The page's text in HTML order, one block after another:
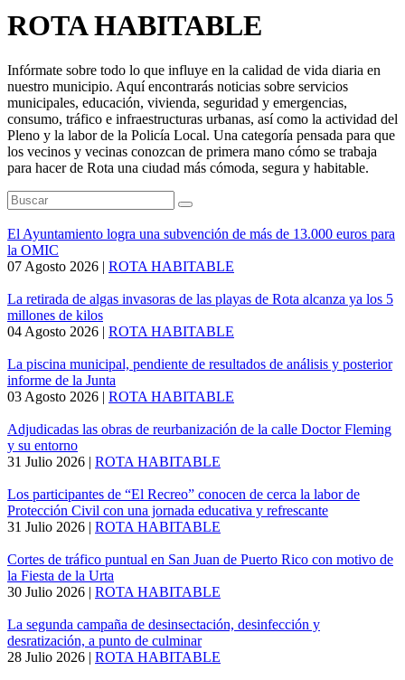
ROTA HABITABLE
Infórmate sobre todo lo que influye en la calidad de vida diaria en
nuestro municipio. Aquí encontrarás noticias sobre servicios
municipales, educación, vivienda, seguridad y emergencias,
consumo, tráfico e infraestructuras urbanas, así como la actividad del
Pleno y la labor de la Policía Local. Una categoría pensada para que
los vecinos y vecinas conozcan de primera mano cómo se trabaja
para hacer de Rota una ciudad más cómoda, segura y habitable.
El Ayuntamiento logra una subvención de más de 13.000 euros para
la OMIC
07 Agosto 2026 | ROTA HABITABLE
La retirada de algas invasoras de las playas de Rota alcanza ya los 5
millones de kilos
04 Agosto 2026 | ROTA HABITABLE
La piscina municipal, pendiente de resultados de análisis y posterior
informe de la Junta
03 Agosto 2026 | ROTA HABITABLE
Adjudicadas las obras de reurbanización de la calle Doctor Fleming
y su entorno
31 Julio 2026 | ROTA HABITABLE
Los participantes de “El Recreo” conocen de cerca la labor de
Protección Civil con una jornada educativa y refrescante
31 Julio 2026 | ROTA HABITABLE
Cortes de tráfico puntual en San Juan de Puerto Rico con motivo de
la Fiesta de la Urta
30 Julio 2026 | ROTA HABITABLE
La segunda campaña de desinsectación, desinfección y
desratización, a punto de culminar
28 Julio 2026 | ROTA HABITABLE